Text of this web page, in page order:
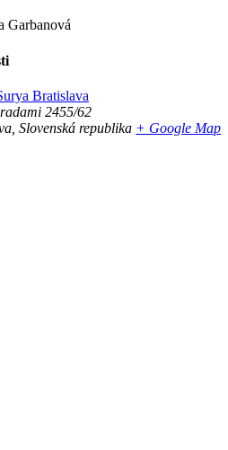
Garbanová
Bratislava
2455/62
Slovenská republika + Google Map